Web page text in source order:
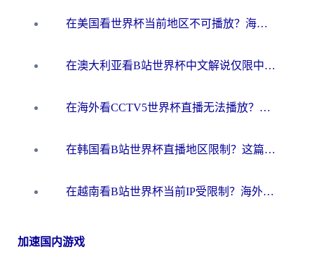
在美国看世界杯当前地区不可播放？海外党体育观赛终极指南来了！
在澳大利亚看B站世界杯中文解说仅限中国大陆？这篇指南帮你打破限制看遍赛事
在海外看CCTV5世界杯直播无法播放？这篇指南让你和国内球迷同步呐喊
在韩国看B站世界杯直播地区限制？这篇指南让你告别“当前地区不可播放”
在越南看B站世界杯当前IP受限制？海外党体育观赛终极指南来了
加速国内游戏